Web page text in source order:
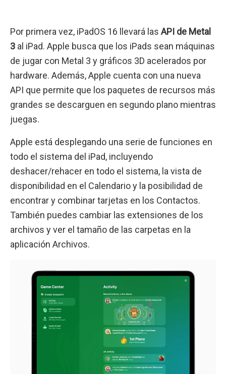
Por primera vez, iPadOS 16 llevará las API de Metal
3 al iPad. Apple busca que los iPads sean máquinas
de jugar con Metal 3 y gráficos 3D acelerados por
hardware. Además, Apple cuenta con una nueva
API que permite que los paquetes de recursos más
grandes se descarguen en segundo plano mientras
juegas.
Apple está desplegando una serie de funciones en
todo el sistema del iPad, incluyendo
deshacer/rehacer en todo el sistema, la vista de
disponibilidad en el Calendario y la posibilidad de
encontrar y combinar tarjetas en los Contactos.
También puedes cambiar las extensiones de los
archivos y ver el tamaño de las carpetas en la
aplicación Archivos.